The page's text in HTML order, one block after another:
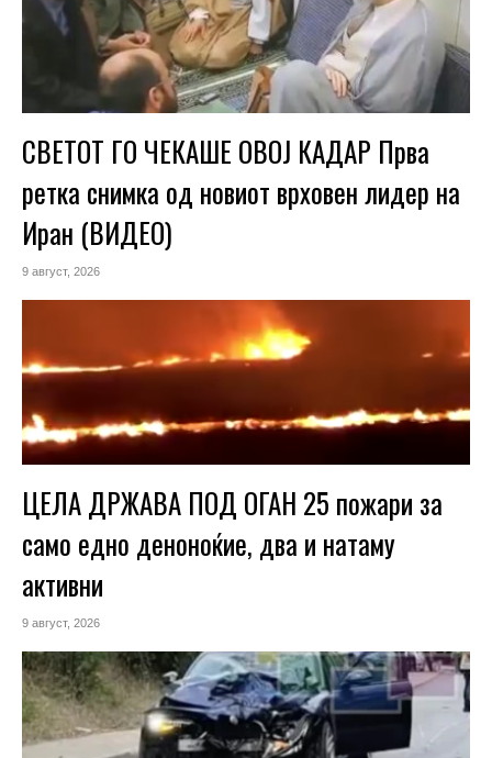
СВЕТОТ ГО ЧЕКАШЕ ОВОЈ КАДАР Прва
ретка снимка од новиот врховен лидер на
Иран (ВИДЕО)
9 август, 2026
ЦЕЛА ДРЖАВА ПОД ОГАН 25 пожари за
само едно деноноќие, два и натаму
активни
9 август, 2026